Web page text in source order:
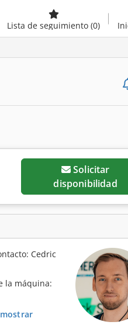
Lista de seguimiento (0)
Solicitar
disponibilidad
Cedric
la máquina: